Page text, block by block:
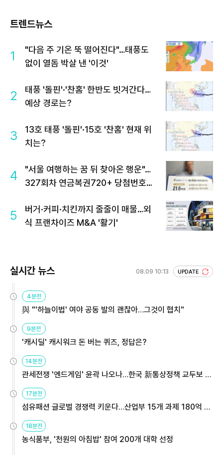
트렌드뉴스
1
"다음 주 기온 뚝 떨어진다"…태풍도
없이 열돔 박살 낸 '이것'
2
태풍 '돌핀'·'찬홈' 한반도 빗겨간다…
예상 경로는?
3
13호 태풍 '돌핀'·15호 '찬홈' 현재 위
치는?
4
"서울 여행하는 꿈 뒤 찾아온 행운"…
327회차 연금복권720+ 당첨번호조
5
버거·커피·치킨까지 줄줄이 매물…외
식 프랜차이즈 M&A '활기'
실시간 뉴스 08.09 10:13 UPDATE
4분전
與 "'하늘이법' 여야 공동 발의 괜찮아…그것이 협치"
9분전
'캐시딜' 캐시워크 돈 버는 퀴즈, 정답은?
14분전
관세전쟁 '엔드게임' 윤곽 나오나…한국 新통상정책 교두보 활
17분전
섬유패션 글로벌 경쟁력 키운다…산업부 15개 과제 180억 지
18분전
농식품부, '천원의 아침밥' 참여 200개 대학 선정